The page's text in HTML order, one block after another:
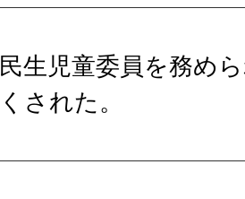
民生児童委員を務め
くされた。